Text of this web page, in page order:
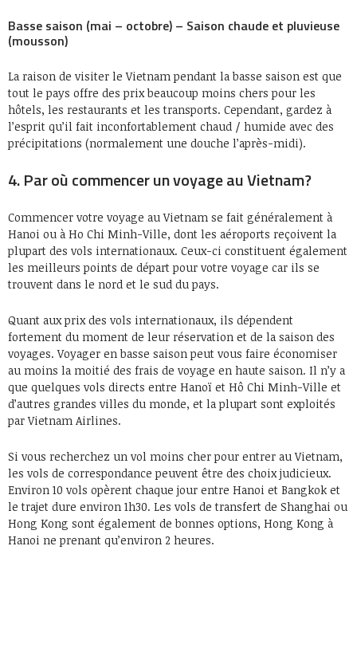
Basse saison (mai – octobre) – Saison chaude et pluvieuse
(mousson)
La raison de visiter le Vietnam pendant la basse saison est que
tout le pays offre des prix beaucoup moins chers pour les
hôtels, les restaurants et les transports. Cependant, gardez à
l’esprit qu’il fait inconfortablement chaud / humide avec des
précipitations (normalement une douche l’après-midi).
4. Par où commencer un voyage au Vietnam?
Commencer votre voyage au Vietnam se fait généralement à
Hanoi ou à Ho Chi Minh-Ville, dont les aéroports reçoivent la
plupart des vols internationaux. Ceux-ci constituent également
les meilleurs points de départ pour votre voyage car ils se
trouvent dans le nord et le sud du pays.
Quant aux prix des vols internationaux, ils dépendent
fortement du moment de leur réservation et de la saison des
voyages. Voyager en basse saison peut vous faire économiser
au moins la moitié des frais de voyage en haute saison. Il n’y a
que quelques vols directs entre Hanoï et Hô Chi Minh-Ville et
d’autres grandes villes du monde, et la plupart sont exploités
par Vietnam Airlines.
Si vous recherchez un vol moins cher pour entrer au Vietnam,
les vols de correspondance peuvent être des choix judicieux.
Environ 10 vols opèrent chaque jour entre Hanoi et Bangkok et
le trajet dure environ 1h30. Les vols de transfert de Shanghai ou
Hong Kong sont également de bonnes options, Hong Kong à
Hanoi ne prenant qu’environ 2 heures.